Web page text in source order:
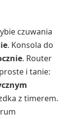
czuwania
. Konsola do
. Router
i tanie:
z timerem.